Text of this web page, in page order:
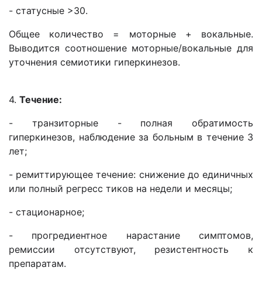
- статусные >30.
Общее количество = моторные + вокальные.
Выводится соотношение моторные/вокальные для
уточнения семиотики гиперкинезов.
4. Течение:
- транзиторные - полная обратимость
гиперкинезов, наблюдение за больным в течение 3
лет;
- ремиттирующее течение: снижение до единичных
или полный регресс тиков на недели и месяцы;
- стационарное;
- прогредиентное нарастание симптомов,
ремиссии отсутствуют, резистентность к
препаратам.